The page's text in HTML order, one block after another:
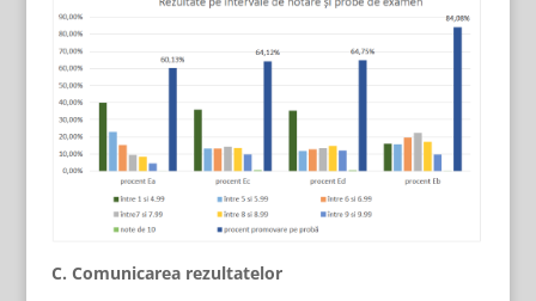
C. Comunicarea rezultatelor